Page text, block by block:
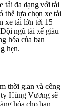
tải đa dạng với tải
thể lựa chọn xe tải
xe tải lớn tới 15
ngũ tài xế giàu
hóa của bạn
hẹn.
thời gian và công
Hùng Vương sẽ
hóa cho bạn,